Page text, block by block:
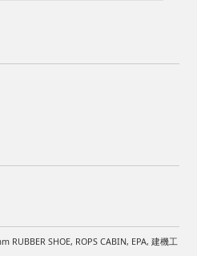
RUBBER SHOE, ROPS CABIN, EPA, 建機工